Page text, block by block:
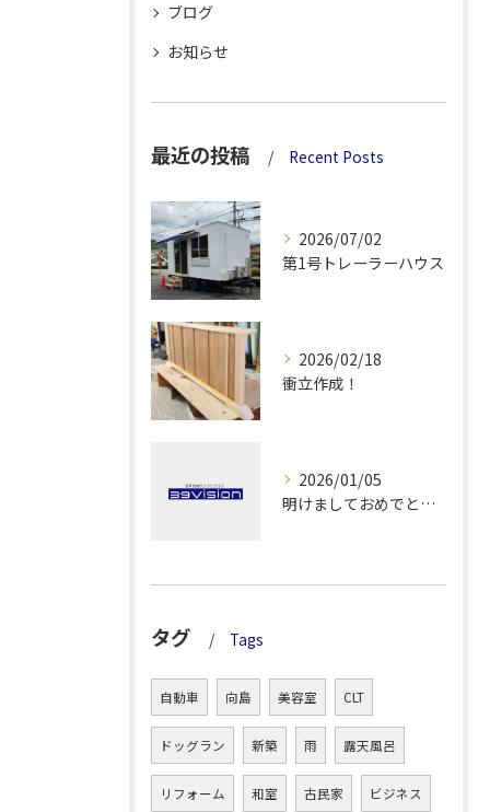
ブログ
お知らせ
最近の投稿 Recent Posts
2026/07/02
第1号トレーラーハウス
2026/02/18
衝立作成！
2026/01/05
明けましておめでとうございます！
タグ Tags
自動車 向島 美容室 CLT
ドッグラン 新築 雨 露天風呂
リフォーム 和室 古民家 ビジネス